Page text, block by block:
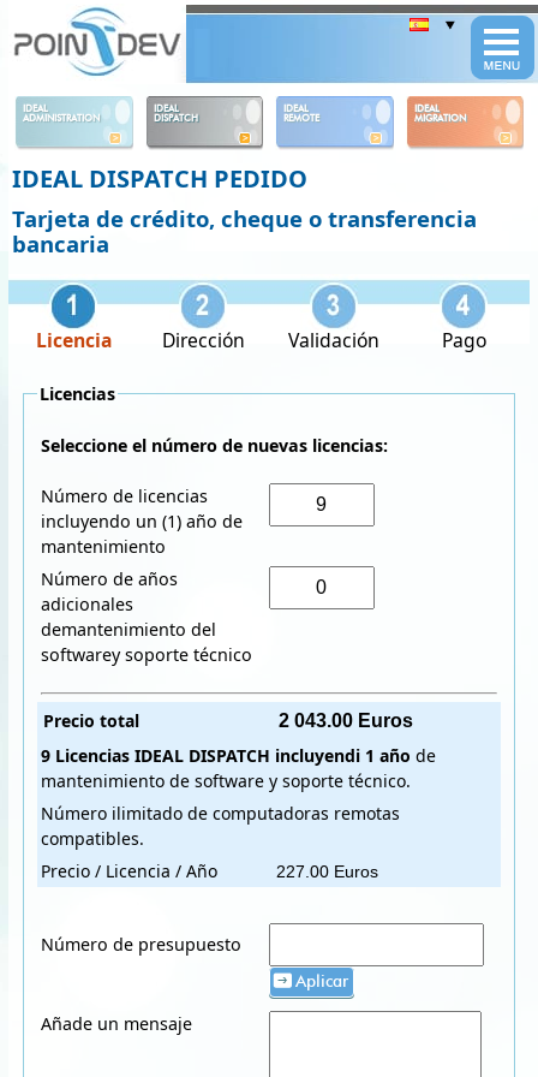
IDEAL
ADMINISTRATION
IDEAL
DISPATCH
IDEAL
REMOTE
IDEAL
MIGRATION
IDEAL DISPATCH PEDIDO
Tarjeta de crédito, cheque o transferencia
bancaria
Licencia Dirección Validación Pago
Licencias
Seleccione el número de nuevas licencias:
Número de licencias
incluyendo un (1) año de
mantenimiento
Número de años
adicionales
demantenimiento del
softwarey soporte técnico
Precio total
9 Licencias IDEAL DISPATCH incluyendi 1 año de
mantenimiento de software y soporte técnico.
Número ilimitado de computadoras remotas
compatibles.
Precio / Licencia / Año
Número de presupuesto
Aplicar
Añade un mensaje
Panneau de gestion des cookies